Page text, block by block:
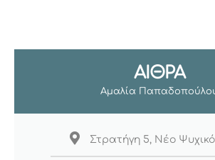
ΑΊΘΡΑ
Αμαλία
Στρατήγη 5, Νέο Ψυχικό,